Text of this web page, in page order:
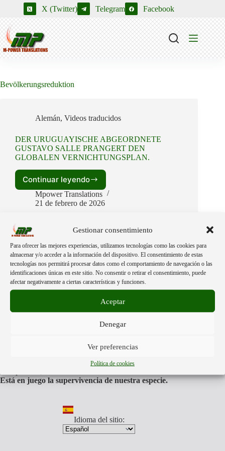
Gestionar consentimiento
Para ofrecer las mejores experiencias, utilizamos tecnologías como las cookies para
almacenar y/o acceder a la información del dispositivo. El consentimiento de estas
tecnologías nos permitirá procesar datos como el comportamiento de navegación o las
identificaciones únicas en este sitio. No consentir o retirar el consentimiento, puede
afectar negativamente a ciertas características y funciones.
Aceptar
Denegar
Ver preferencias
Política de cookies
contenido
X (Twitter) Telegram Facebook
Bevölkerungsreduktion
Alemán, Videos traducidos
DER URUGUAYISCHE ABGEORDNETE
GUSTAVO SALLE PRANGERT DEN
GLOBALEN VERNICHTUNGSPLAN.
Continuar leyendo
DER
URUGUAYISCHE
ABGEORDNETE
PRANGERT
GLOBALEN
VERNICHTUNGSPLAN.
Mpower Translations
21 de febrero de 2026
Acerca de:
Mpower Translationsesta formado por personas libres de
Nuestra única finalidad, es darte a conocer la información más
Traducimos aquellos videos y documentos que muestran la
los tiempos que todos vamos a afrontar.Somos anti
Nuestro equipo traducirá aquellos videos y documentos que
Está en juego la supervivencia de nuestra especie.
Idioma del sitio: